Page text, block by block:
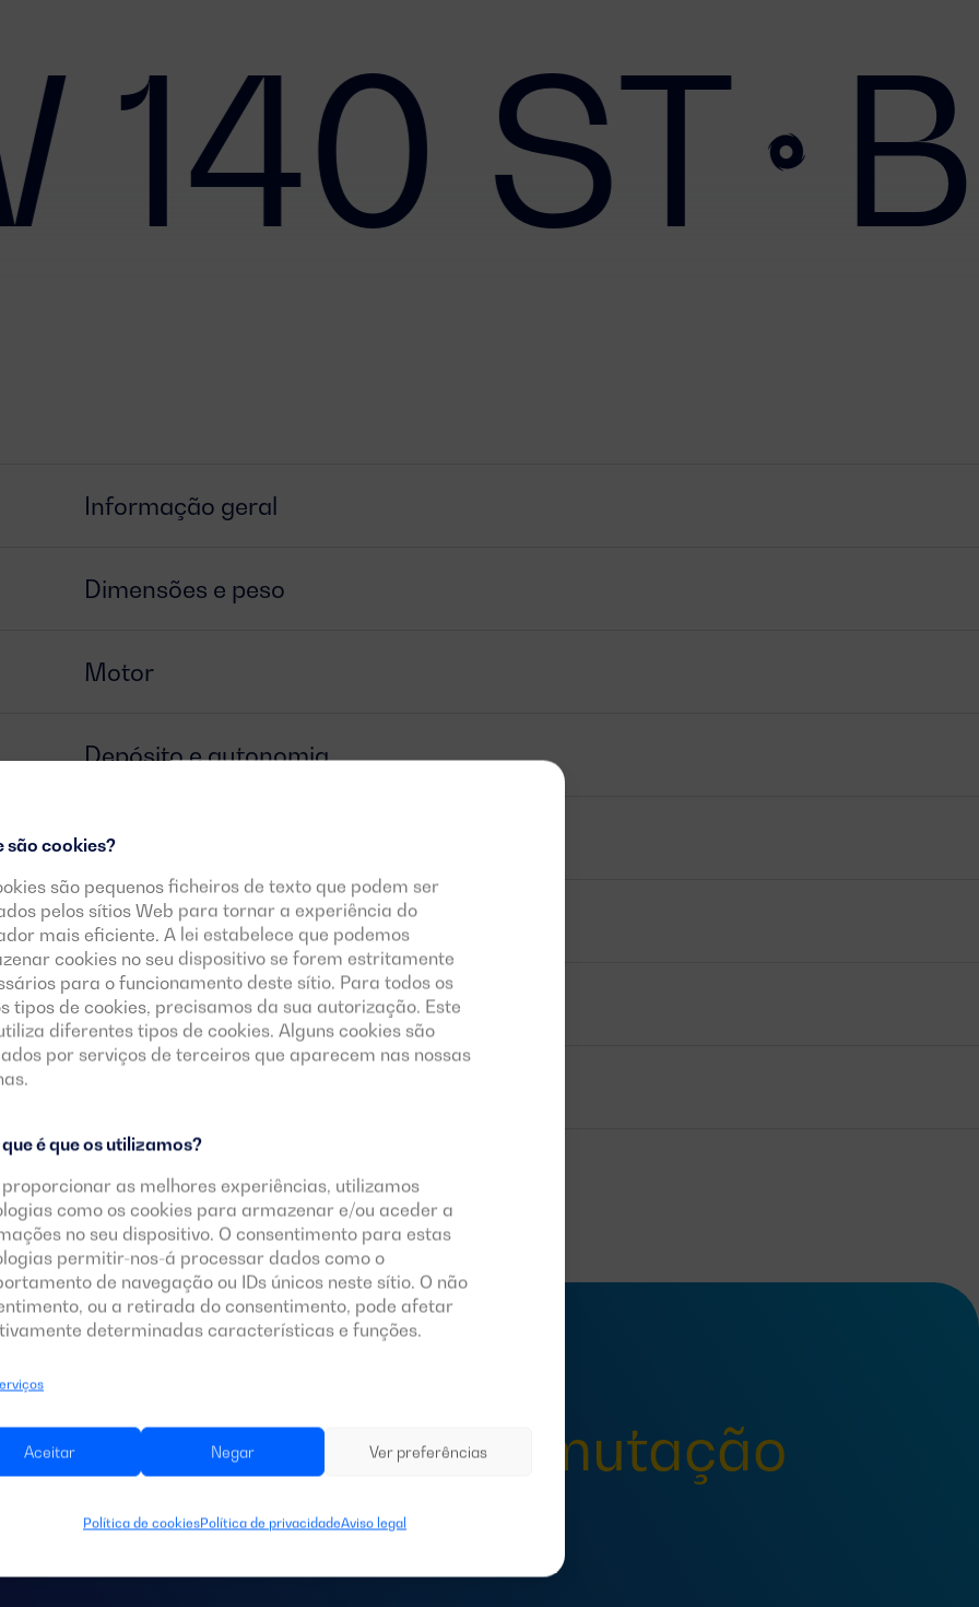
são cookies?
são pequenos ficheiros de texto que podem ser
pelos sítios Web para tornar a experiência do
mais eficiente. A lei estabelece que podemos
cookies no seu dispositivo se forem estritamente
para o funcionamento deste sítio. Para todos os
tipos de cookies, precisamos da sua autorização. Este
diferentes tipos de cookies. Alguns cookies são
por serviços de terceiros que aparecem nas nossas
é que os utilizamos?
as melhores experiências, utilizamos
como os cookies para armazenar e/ou aceder a
no seu dispositivo. O consentimento para estas
permitir-nos-á processar dados como o
de navegação ou IDs únicos neste sítio. O não
ou a retirada do consentimento, pode afetar
determinadas características e funções.
Aceitar Negar Ver preferências
Política de cookiesPolítica de privacidadeAviso legal
140 ST
Informação geral
Dimensões e peso
Motor
Depósito e autonomia
Alternador
Disjuntor
Painel de controlo
umquadro de comutação
a sua instalação?